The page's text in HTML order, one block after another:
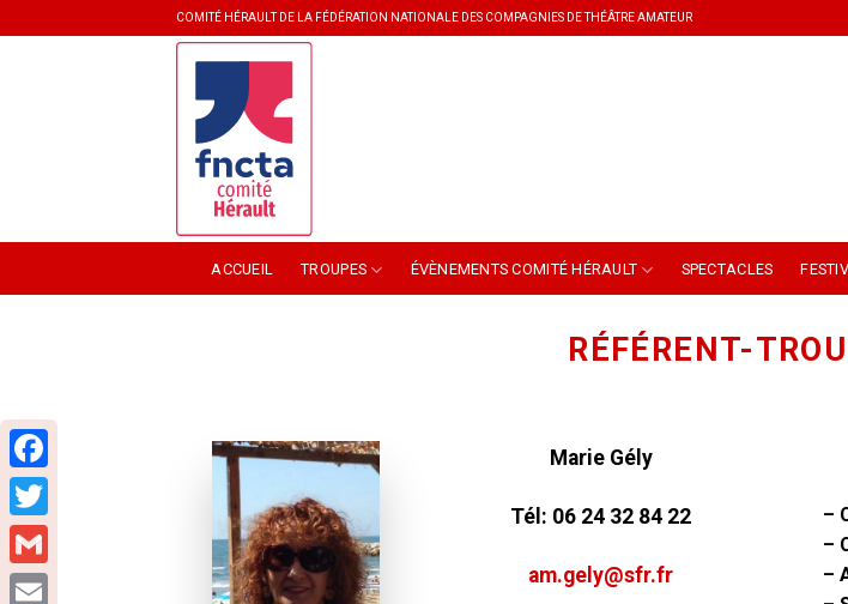
to
COMITÉ HÉRAULT DE LA FÉDÉRATION NATIONALE DES COMPAGNIES DE THÉÂTRE AMATEUR
ACCUEIL TROUPES ÉVÈNEMENTS COMITÉ HÉRAULT SPECTACLES
RÉFÉRENT-
Marie Gély
Tél: 06 24 32 84 22
am.gely@sfr.fr
–
–
–
Facebook
Twitter
Gmail